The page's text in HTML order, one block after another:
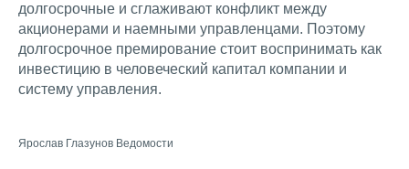
долгосрочные и сглаживают конфликт между
акционерами и наемными управленцами. Поэтому
долгосрочное премирование стоит воспринимать как
инвестицию в человеческий капитал компании и
систему управления.
Ярослав Глазунов Ведомости